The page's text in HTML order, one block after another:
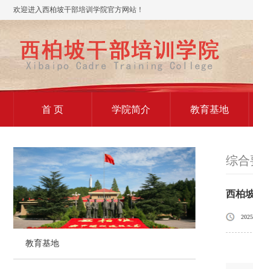
欢迎进入西柏坡干部培训学院官方网站！
首 页 学院简介 教育基地
教育基地
综合
西柏